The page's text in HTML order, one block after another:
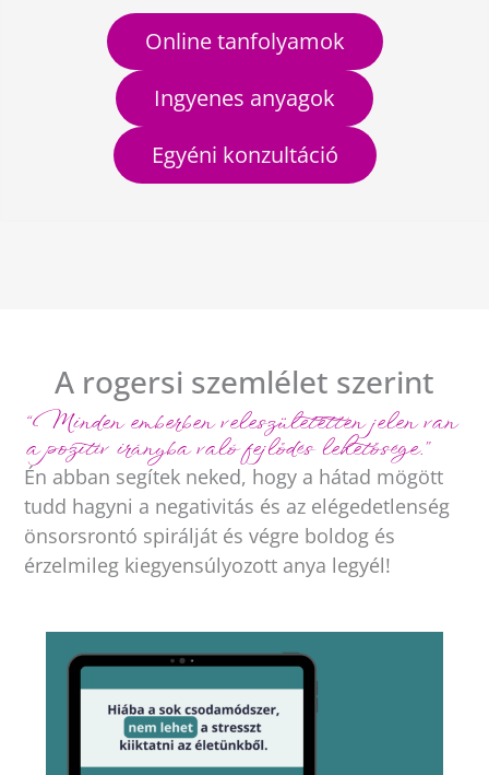
Online tanfolyamok
Ingyenes anyagok
Egyéni konzultáció
A rogersi szemlélet szerint
“Minden emberben veleszületetten jelen van
a pozitív irányba való fejlődés lehetősége.”
Én abban segítek neked, hogy a hátad mögött
tudd hagyni a negativitás és az elégedetlenség
önsorsrontó spirálját és végre boldog és
érzelmileg kiegyensúlyozott anya legyél!